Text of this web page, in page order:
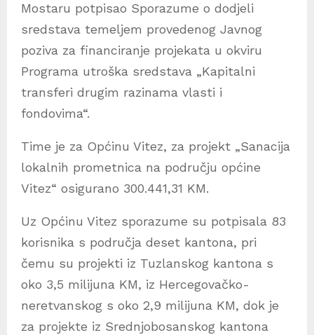
Mostaru potpisao Sporazume o dodjeli
sredstava temeljem provedenog Javnog
poziva za financiranje projekata u okviru
Programa utroška sredstava „Kapitalni
transferi drugim razinama vlasti i
fondovima“.
Time je za Općinu Vitez, za projekt „Sanacija
lokalnih prometnica na području općine
Vitez“ osigurano 300.441,31 KM.
Uz Općinu Vitez sporazume su potpisala 83
korisnika s područja deset kantona, pri
čemu su projekti iz Tuzlanskog kantona s
oko 3,5 milijuna KM, iz Hercegovačko-
neretvanskog s oko 2,9 milijuna KM, dok je
za projekte iz Srednjobosanskog kantona